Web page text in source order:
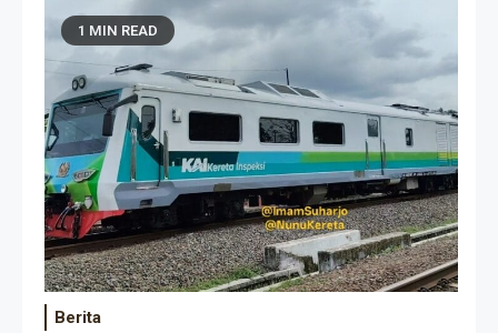
1 MIN READ
Berita